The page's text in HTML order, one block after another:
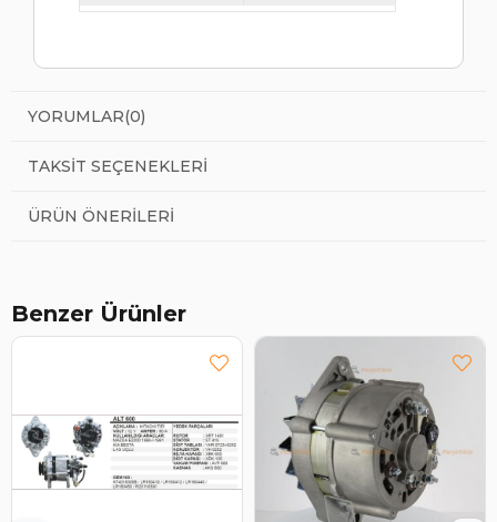
YORUMLAR(0)
TAKSIT SEÇENEKLERI
ÜRÜN ÖNERILERI
Benzer Ürünler